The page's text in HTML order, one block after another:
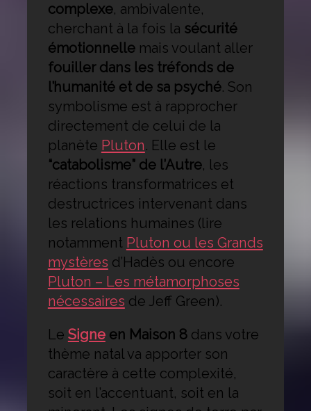
complexe, ambivalente,
cherchant à la fois la sécurité
émotionnellemais voulant aller
fouiller dans les tréfonds de
l’humanité et de sa psyché. Son
symbolisme est à rapprocher
directement de celui de la
planète Pluton. Elle est le
“catabolisme” de l’Autre, les
réactions transformatrices et
destructrices intervenant dans
les relations humaines (lire
notamment Pluton ou les Grands
mystères d’Hadès ou encore
Pluton – Les métamorphoses
nécessaires de Jeff Green).
Le Signeen Maison 8dans votre
thème natal va apporter son
caractère à cette complexité,
soit en l’accentuant, soit en la